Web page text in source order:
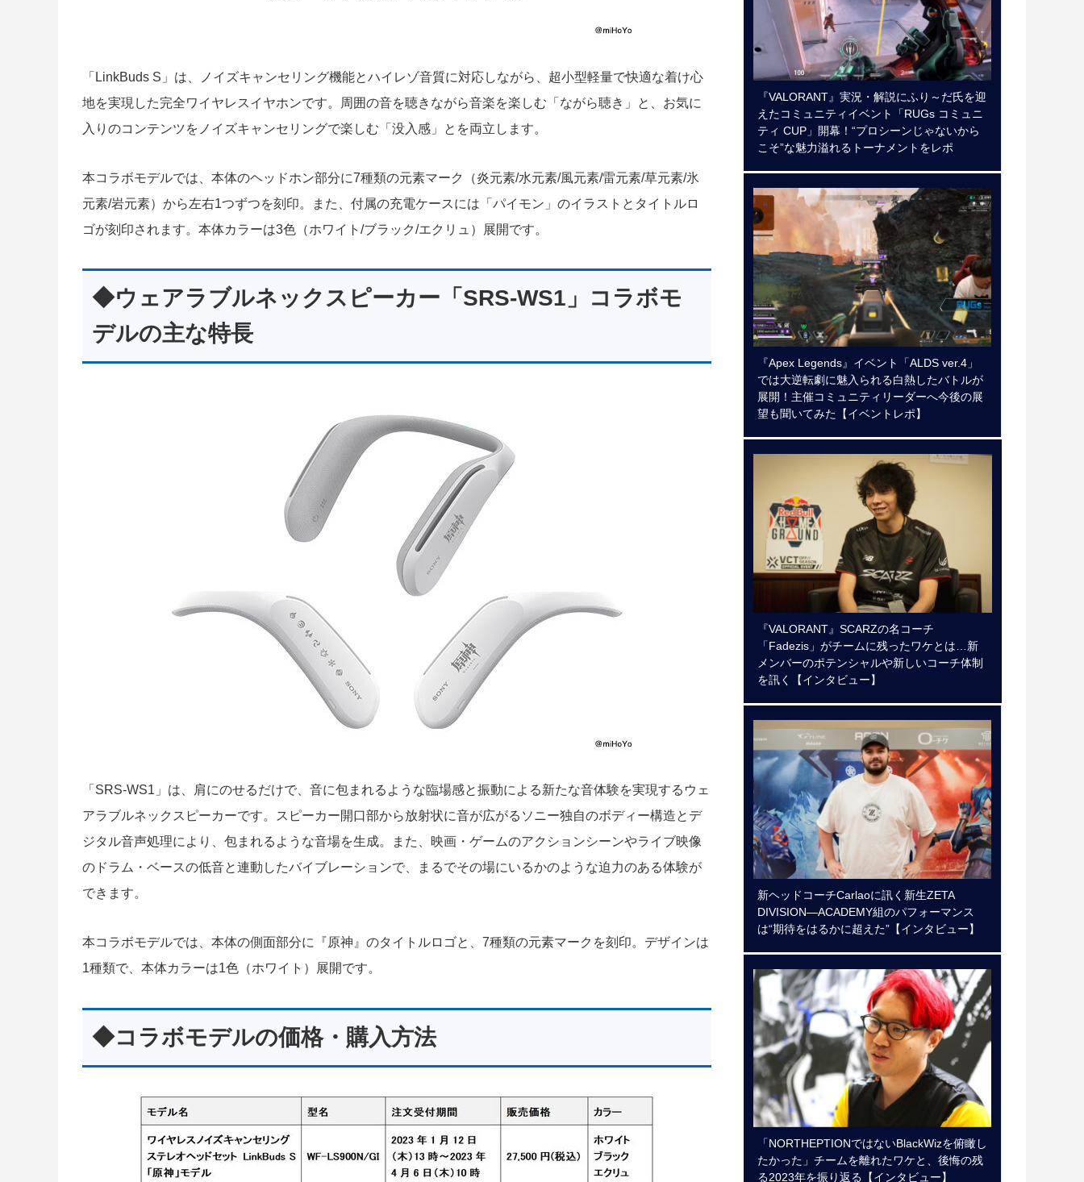
「LinkBuds S」は、ノイズキャンセリング機能とハイレゾ音質に対応しながら、超小型軽量で快適な着け心
地を実現した完全ワイヤレスイヤホンです。周囲の音を聴きながら音楽を楽しむ「ながら聴き」と、お気に
入りのコンテンツをノイズキャンセリングで楽しむ「没入感」とを両立します。
本コラボモデルでは、本体のヘッドホン部分に7種類の元素マーク（炎元素/水元素/風元素/雷元素/草元素/氷
元素/岩元素）から左右1つずつを刻印。また、付属の充電ケースには「パイモン」のイラストとタイトルロ
ゴが刻印されます。本体カラーは3色（ホワイト/ブラック/エクリュ）展開です。
◆ウェアラブルネックスピーカー「SRS-WS1」コラボモ
デルの主な特長
「SRS-WS1」は、肩にのせるだけで、音に包まれるような臨場感と振動による新たな音体験を実現するウェ
アラブルネックスピーカーです。スピーカー開口部から放射状に音が広がるソニー独自のボディー構造とデ
ジタル音声処理により、包まれるような音場を生成。また、映画・ゲームのアクションシーンやライブ映像
のドラム・ベースの低音と連動したバイブレーションで、まるでその場にいるかのような迫力のある体験が
できます。
本コラボモデルでは、本体の側面部分に『原神』のタイトルロゴと、7種類の元素マークを刻印。デザインは
1種類で、本体カラーは1色（ホワイト）展開です。
◆コラボモデルの価格・購入方法
『VALORANT』実況・解説にふり～だ氏を迎
えたコミュニティイベント「RUGs コミュニ
ティ CUP」開幕！“プロシーンじゃないから
こそ”な魅力溢れるトーナメントをレポ
『Apex Legends』イベント「ALDS ver.4」
では大逆転劇に魅入られる白熱したバトルが
展開！主催コミュニティリーダーへ今後の展
望も聞いてみた【イベントレポ】
『VALORANT』SCARZの名コーチ
「Fadezis」がチームに残ったワケとは…新
メンバーのポテンシャルや新しいコーチ体制
を訊く【インタビュー】
新ヘッドコーチCarlaoに訊く新生ZETA
DIVISION―ACADEMY組のパフォーマンス
は“期待をはるかに超えた”【インタビュー】
「NORTHEPTIONではないBlackWizを俯瞰し
たかった」チームを離れたワケと、後悔の残
る2023年を振り返る【インタビュー】